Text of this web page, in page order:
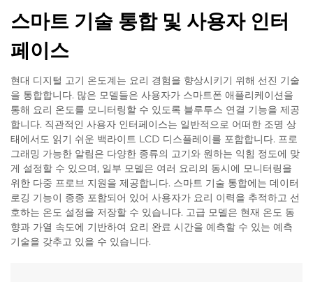
스마트 기술 통합 및 사용자 인터
페이스
현대 디지털 고기 온도계는 요리 경험을 향상시키기 위해 선진 기술
을 통합합니다. 많은 모델들은 사용자가 스마트폰 애플리케이션을
통해 요리 온도를 모니터링할 수 있도록 블루투스 연결 기능을 제공
합니다. 직관적인 사용자 인터페이스는 일반적으로 어떠한 조명 상
태에서도 읽기 쉬운 백라이트 LCD 디스플레이를 포함합니다. 프로
그래밍 가능한 알림은 다양한 종류의 고기와 원하는 익힘 정도에 맞
게 설정할 수 있으며, 일부 모델은 여러 요리의 동시에 모니터링을
위한 다중 프로브 지원을 제공합니다. 스마트 기술 통합에는 데이터
로깅 기능이 종종 포함되어 있어 사용자가 요리 이력을 추적하고 선
호하는 온도 설정을 저장할 수 있습니다. 고급 모델은 현재 온도 동
향과 가열 속도에 기반하여 요리 완료 시간을 예측할 수 있는 예측
기술을 갖추고 있을 수 있습니다.